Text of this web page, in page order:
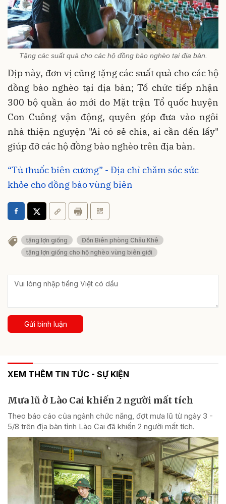
Tặng các suất quà cho các hộ đồng bào nghèo tại địa bàn.
Dịp này, đơn vị cũng tặng các suất quà cho các hộ
đồng bào nghèo tại địa bàn; Tổ chức tiếp nhận
300 bộ quần áo mới do Mặt trận Tổ quốc huyện
Con Cuông vận động, quyên góp đưa vào ngôi
nhà thiện nguyện "Ai có sẻ chia, ai cần đến lấy"
giúp đỡ các hộ đồng bào nghèo trên địa bàn.
“Tủ thuốc biên cương” - Địa chỉ chăm sóc sức
khỏe cho đồng bào vùng biên
tặng lợn giống
Đồn Biên phòng Châu Khê
tặng lợn giống cho hộ nghèo vùng biên giới
Gửi bình luận
XEM THÊM TIN TỨC - SỰ KIỆN
Mưa lũ ở Lào Cai khiến 2 người mất tích
Theo báo cáo của ngành chức năng, đợt mưa lũ từ ngày 3 -
5/8 trên địa bàn tỉnh Lào Cai đã khiến 2 người mất tích.